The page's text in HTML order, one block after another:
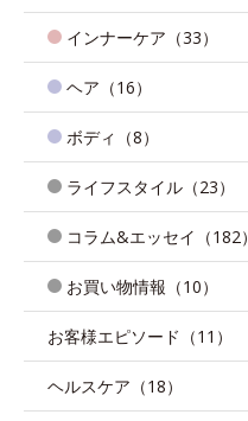
インナーケア（33）
ヘア（16）
ボディ（8）
ライフスタイル（23）
コラム&エッセイ（182）
お買い物情報（10）
お客様エピソード（11）
ヘルスケア（18）